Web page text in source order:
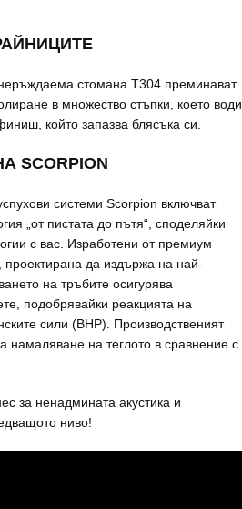
стомана T304 преминават
в множество стъпки, което води
който запазва блясъка си.
SCORPION
системи Scorpion включват
„от пистата до пътя“, споделяйки
с вас. Изработени от премиум
да издържа на най-
на тръбите осигурява
подобрявайки реакцията на
сили (BHP). Производственият
намаляване на теглото в сравнение с
за ненадмината акустика и
ниво!